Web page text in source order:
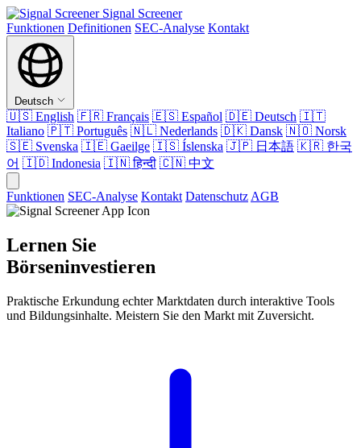
Signal Screener
Funktionen Definitionen SEC-Analyse Kontakt
Deutsch
🇺🇸 English 🇫🇷 Français 🇪🇸 Español 🇩🇪 Deutsch 🇮🇹
Italiano 🇵🇹 Português 🇳🇱 Nederlands 🇩🇰 Dansk 🇳🇴 Norsk
🇸🇪 Svenska 🇮🇪 Gaeilge 🇮🇸 Íslenska 🇯🇵 日本語 🇰🇷 한국
어 🇮🇩 Indonesia 🇮🇳हिन्दी 🇨🇳 中文
Funktionen SEC-Analyse Kontakt Datenschutz AGB
Lernen Sie
Börseninvestieren
Praktische Erkundung echter Marktdaten durch interaktive Tools
und Bildungsinhalte. Meistern Sie den Markt mit Zuversicht.